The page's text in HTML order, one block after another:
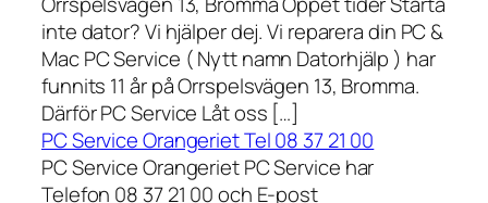
inte dator? Vi hjälper dej. Vi reparera din PC &
Mac PC Service ( Nytt namn Datorhjälp ) har
funnits 11 år på Orrspelsvägen 13, Bromma.
Därför PC Service Låt oss […]
PC Service Orangeriet Tel 08 37 21 00
PC Service Orangeriet PC Service har
Telefon 08 37 21 00 och E-post